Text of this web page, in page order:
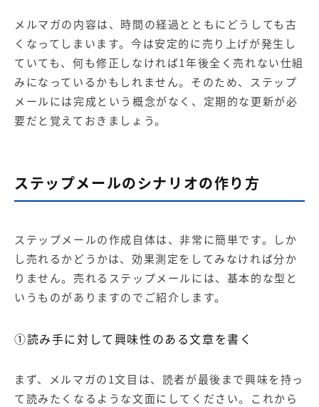
メルマガの内容は、時間の経過とともにどうしても古
くなってしまいます。今は安定的に売り上げが発生し
ていても、何も修正しなければ1年後全く売れない仕組
みになっているかもしれません。そのため、ステップ
メールには完成という概念がなく、定期的な更新が必
要だと覚えておきましょう。
ステップメールのシナリオの作り方
ステップメールの作成自体は、非常に簡単です。しか
し売れるかどうかは、効果測定をしてみなければ分か
りません。売れるステップメールには、基本的な型と
いうものがありますのでご紹介します。
①読み手に対して興味性のある文章を書く
まず、メルマガの1文目は、読者が最後まで興味を持っ
て読みたくなるような文面にしてください。これから